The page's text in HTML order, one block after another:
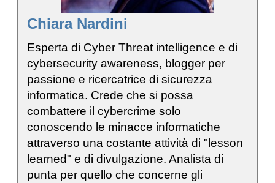
Chiara Nardini
Esperta di Cyber Threat intelligence e di
cybersecurity awareness, blogger per
passione e ricercatrice di sicurezza
informatica. Crede che si possa
combattere il cybercrime solo
conoscendo le minacce informatiche
attraverso una costante attività di "lesson
learned" e di divulgazione. Analista di
punta per quello che concerne gli